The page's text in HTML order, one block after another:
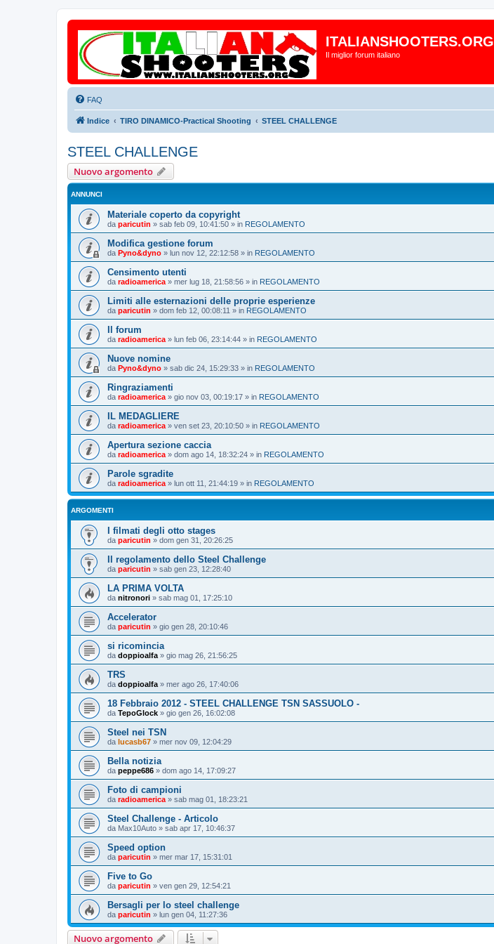
ITALIANSHOOTERS.ORG
Il miglior forum italiano
FAQ
Indice TIRO DINAMICO-Practical Shooting STEEL CHALLENGE
STEEL CHALLENGE
Nuovo argomento
ANNUNCI
Materiale coperto da copyright
da paricutin » sab feb 09, 10:41:50 » in REGOLAMENTO
Modifica gestione forum
da Pyno&dyno » lun nov 12, 22:12:58 » in REGOLAMENTO
Censimento utenti
da radioamerica » mer lug 18, 21:58:56 » in REGOLAMENTO
Limiti alle esternazioni delle proprie esperienze
da paricutin » dom feb 12, 00:08:11 » in REGOLAMENTO
Il forum
da radioamerica » lun feb 06, 23:14:44 » in REGOLAMENTO
Nuove nomine
da Pyno&dyno » sab dic 24, 15:29:33 » in REGOLAMENTO
Ringraziamenti
da radioamerica » gio nov 03, 00:19:17 » in REGOLAMENTO
IL MEDAGLIERE
da radioamerica » ven set 23, 20:10:50 » in REGOLAMENTO
Apertura sezione caccia
da radioamerica » dom ago 14, 18:32:24 » in REGOLAMENTO
Parole sgradite
da radioamerica » lun ott 11, 21:44:19 » in REGOLAMENTO
ARGOMENTI
I filmati degli otto stages
da paricutin » dom gen 31, 20:26:25
Il regolamento dello Steel Challenge
da paricutin » sab gen 23, 12:28:40
LA PRIMA VOLTA
da nitronori » sab mag 01, 17:25:10
Accelerator
da paricutin » gio gen 28, 20:10:46
si ricomincia
da doppioalfa » gio mag 26, 21:56:25
TRS
da doppioalfa » mer ago 26, 17:40:06
18 Febbraio 2012 - STEEL CHALLENGE TSN SASSUOLO -
da TepoGlock » gio gen 26, 16:02:08
Steel nei TSN
da lucasb67 » mer nov 09, 12:04:29
Bella notizia
da peppe686 » dom ago 14, 17:09:27
Foto di campioni
da radioamerica » sab mag 01, 18:23:21
Steel Challenge - Articolo
da Max10Auto » sab apr 17, 10:46:37
Speed option
da paricutin » mer mar 17, 15:31:01
Five to Go
da paricutin » ven gen 29, 12:54:21
Bersagli per lo steel challenge
da paricutin » lun gen 04, 11:27:36
Nuovo argomento